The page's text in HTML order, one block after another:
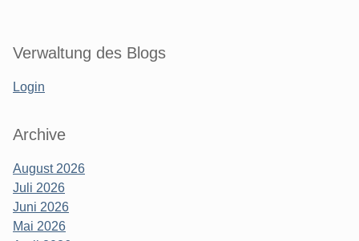
Verwaltung des Blogs
Login
Archive
August 2026
Juli 2026
Juni 2026
Mai 2026